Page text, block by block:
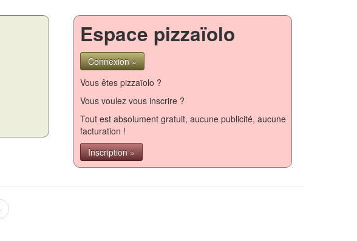
Espace pizzaïolo
Connexion »
Vous êtes pizzaïolo ?
Vous voulez vous inscrire ?
Tout est absolument gratuit, aucune publicité, aucune
facturation !
Inscription »